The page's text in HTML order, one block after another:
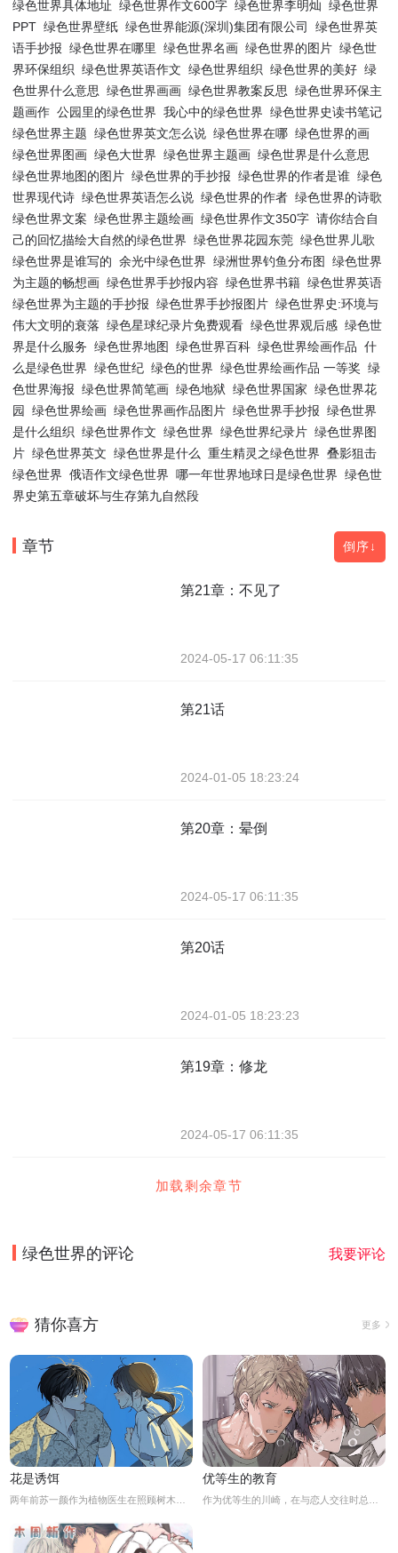
绿色世界具体地址 绿色世界作文600字 绿色世界李明灿 绿色世界
PPT 绿色世界壁纸 绿色世界能源(深圳)集团有限公司
绿色世界英
语手抄报 绿色世界在哪里 绿色世界名画 绿色世界的图片 绿色世
界环保组织 绿色世界英语作文 绿色世界组织 绿色世界的美好 绿
色世界什么意思 绿色世界画画 绿色世界教案反思 绿色世界环保主
题画作 公园里的绿色世界 我心中的绿色世界 绿色世界史读书笔记
绿色世界主题 绿色世界英文怎么说 绿色世界在哪 绿色世界的画
绿色世界图画 绿色大世界 绿色世界主题画 绿色世界是什么意思
绿色世界地图的图片 绿色世界的手抄报 绿色世界的作者是谁 绿色
世界现代诗 绿色世界英语怎么说 绿色世界的作者 绿色世界的诗歌
绿色世界文案 绿色世界主题绘画 绿色世界作文350字 请你结合自
己的回忆描绘大自然的绿色世界 绿色世界花园东莞 绿色世界儿歌
绿色世界是谁写的 余光中绿色世界 绿洲世界钓鱼分布图
绿色世界
为主题的畅想画 绿色世界手抄报内容 绿色世界书籍 绿色世界英语
绿色世界为主题的手抄报 绿色世界手抄报图片 绿色世界史:环境与
伟大文明的衰落 绿色星球纪录片免费观看 绿色世界观后感 绿色世
界是什么服务 绿色世界地图 绿色世界百科 绿色世界绘画作品 什
么是绿色世界 绿色世纪 绿色的世界 绿色世界绘画作品 一等奖 绿
色世界海报 绿色世界简笔画 绿色地狱 绿色世界国家 绿色世界花
园
绿色世界绘画 绿色世界画作品图片 绿色世界手抄报 绿色世界
是什么组织 绿色世界作文 绿色世界 绿色世界纪录片 绿色世界图
片 绿色世界英文 绿色世界是什么 重生精灵之绿色世界 叠影狙击
绿色世界 俄语作文绿色世界 哪一年世界地球日是绿色世界 绿色世
界史第五章破坏与生存第九自然段
章节 倒序↓
第21章：不见了
2024-05-17 06:11:35
第21话
2024-01-05 18:23:24
第20章：晕倒
2024-05-17 06:11:35
第20话
2024-01-05 18:23:23
第19章：修龙
2024-05-17 06:11:35
加载剩余章节
绿色世界的评论 我要评论
猜你喜方 更多
花是诱饵 优等生的教育